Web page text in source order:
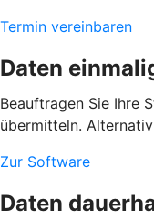
Termin vereinbaren
Daten
Beauftragen Sie Ihre
übermitteln.
Zur Software
Daten